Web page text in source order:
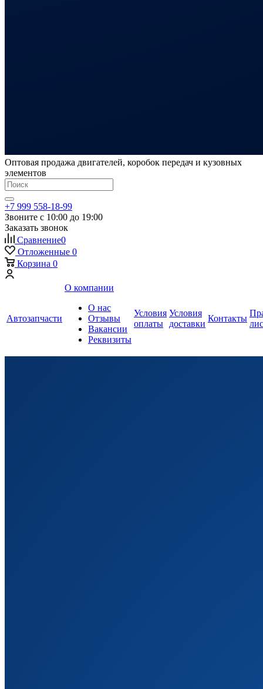
Оптовая продажа двигателей, коробок передач и кузовных
элементов
+7 999 558-18-99
Звоните с 10:00 до 19:00
Заказать звонок
Сравнение0
Отложенные 0
Корзина 0
Автозапчасти
О компании
О нас
Отзывы
Вакансии
Реквизиты
Условия
оплаты
Условия
доставки
Контакты